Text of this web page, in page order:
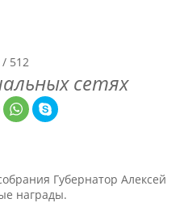
/ 512
сетях
Губернатор Алексей
награды.